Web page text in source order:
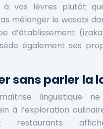
vos lèvres plutôt
mélanger le wasabi
d’établissement
également ses
sans parler la
linguistique
à l’exploration
restaurants